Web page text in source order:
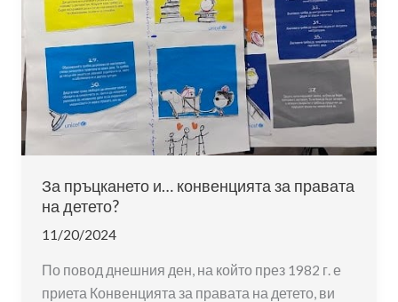
За пръцкането и… конвенцията за правата
на детето?
11/20/2024
По повод днешния ден, на който през 1982 г. е
приета Конвенцията за правата на детето, ви